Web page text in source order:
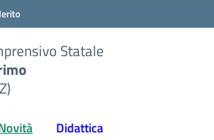
Statale
Didattica